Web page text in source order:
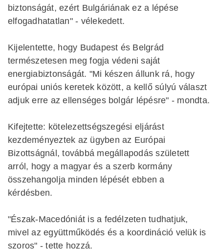
biztonságát, ezért Bulgáriának ez a lépése
elfogadhatatlan" - vélekedett.
Kijelentette, hogy Budapest és Belgrád
természetesen meg fogja védeni saját
energiabiztonságát. "Mi készen állunk rá, hogy
európai uniós keretek között, a kellő súlyú választ
adjuk erre az ellenséges bolgár lépésre" - mondta.
Kifejtette: kötelezettségszegési eljárást
kezdeményeztek az ügyben az Európai
Bizottságnál, továbbá megállapodás született
arról, hogy a magyar és a szerb kormány
összehangolja minden lépését ebben a
kérdésben.
"Észak-Macedóniát is a fedélzeten tudhatjuk,
mivel az együttműködés és a koordináció velük is
szoros" - tette hozzá.